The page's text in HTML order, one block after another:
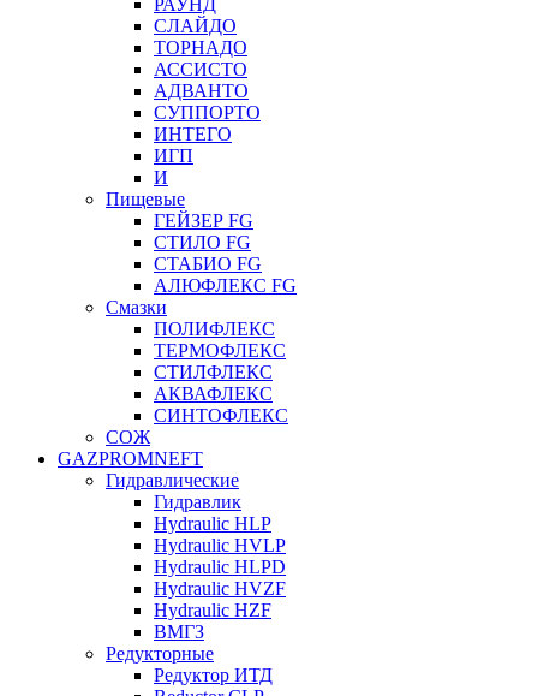
РАУНД
СЛАЙДО
ТОРНАДО
АССИСТО
АДВАНТО
СУППОРТО
ИНТЕГО
ИГП
И
Пищевые
ГЕЙЗЕР FG
СТИЛО FG
СТАБИО FG
АЛЮФЛЕКС FG
Смазки
ПОЛИФЛЕКС
ТЕРМОФЛЕКС
СТИЛФЛЕКС
АКВАФЛЕКС
СИНТОФЛЕКС
СОЖ
GAZPROMNEFT
Гидравлические
Гидравлик
Hydraulic HLP
Hydraulic HVLP
Hydraulic HLPD
Hydraulic HVZF
Hydraulic HZF
ВМГЗ
Редукторные
Редуктор ИТД